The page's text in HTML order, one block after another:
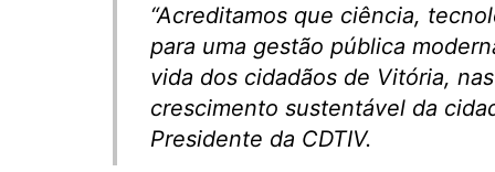
“Acreditamos que ciência,
para uma gestão pública
vida dos cidadãos de Vitória,
crescimento sustentável da
Presidente da CDTIV.